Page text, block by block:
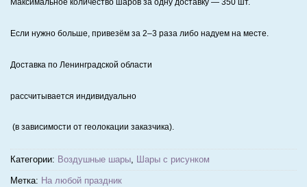
Максимальное количество шаров за одну доставку — 350 шт.
Если нужно больше, привезём за 2–3 раза либо надуем на месте.
Доставка по Ленинградской области
рассчитывается индивидуально
(в зависимости от геолокации заказчика).
Категории: Воздушные шары, Шары с рисунком
Метка: На любой праздник